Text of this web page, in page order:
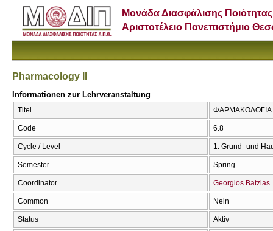
Μονάδα Διασφάλισης Ποιότητας
Αριστοτέλειο Πανεπιστήμιο
Pharmacology II
Informationen zur Lehrveranstaltung
Titel ΦΑΡΜΑΚΟΛΟΓΙΑ
Code 6.8
Cycle / Level 1. Grund- und
Semester Spring
Coordinator Georgios Batzias
Common Nein
Status Aktiv